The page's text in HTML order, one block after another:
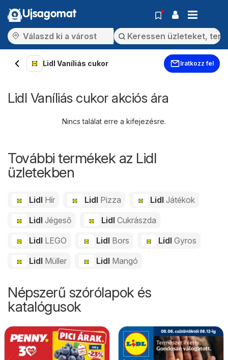
Ujsagomat
Lidl Vaníliás cukor Iratkozz fel
Lidl Vaníliás cukor akciós ára
Nincs találat erre a kifejezésre.
További termékek az Lidl
üzletekben
Lidl Hír Lidl Pizza LidlJátékok
Lidl Jégeső Lidl Cukrászda
Lidl LEGO Lidl Bors LidlGyros
Lidl Müller Lidl Mangó
Népszerű szórólapok és
katalógusok